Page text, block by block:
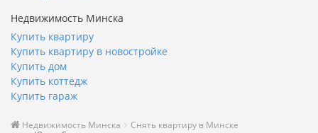
Недвижимость Минска
Купить квартиру
Купить квартиру в новостройке
Купить дом
Купить коттедж
Купить гараж
Недвижимость Минска
Снять квартиру в Минске